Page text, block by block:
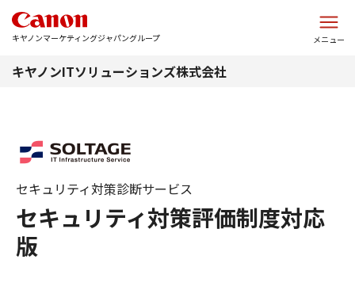
キヤノンマーケティングジャパングループ メニュー
キヤノンITソリューションズ株式会社
セキュリティ対策評価制度対応
版
セキュリティ対策診断サービス